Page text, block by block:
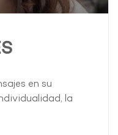
en su
la